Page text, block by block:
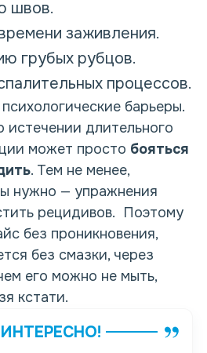
швов.
заживления.
грубых рубцов.
процессов.
барьеры.
длительного
может просто бояться
. Тем не менее,
нужно — упражнения
рецидивов. Поэтому
без проникновения,
без смазки, через
его можно не мыть,
кстати.